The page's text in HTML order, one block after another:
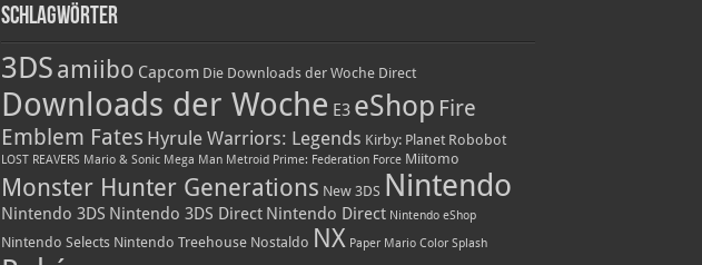
Schlagwörter
3DS amiibo Capcom Die Downloads der Woche Direct
Downloads der Woche E3 eShop Fire
Emblem Fates Hyrule Warriors: Legends Kirby: Planet Robobot
LOST REAVERS Mario & Sonic Mega Man Metroid Prime: Federation Force Miitomo
Monster Hunter Generations New 3DS Nintendo
Nintendo 3DS Nintendo 3DS Direct Nintendo Direct Nintendo eShop
Nintendo Selects Nintendo Treehouse Nostaldo NX Paper Mario Color Splash